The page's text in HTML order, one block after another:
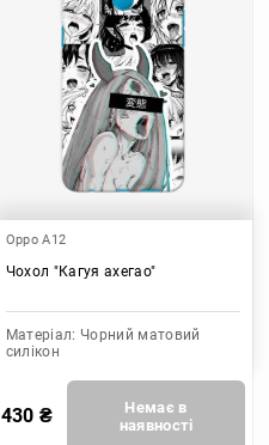
Oppo A12
Чохол "Кагуя ахегао"
Матеріал: Чорний матовий
силікон
430 ₴
Немає в
наявності